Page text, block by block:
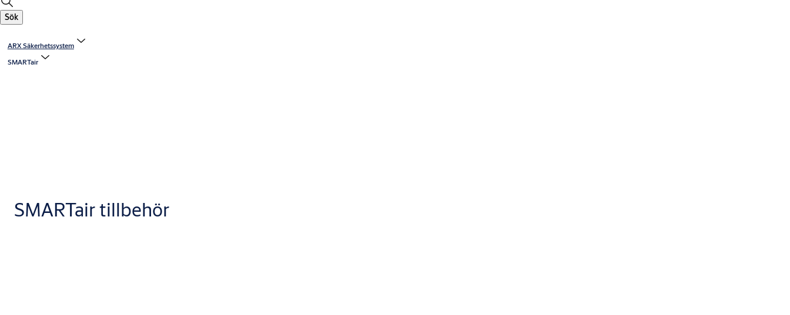
Sök
ARX Säkerhetssystem
SMARTair
SMARTair tillbehör